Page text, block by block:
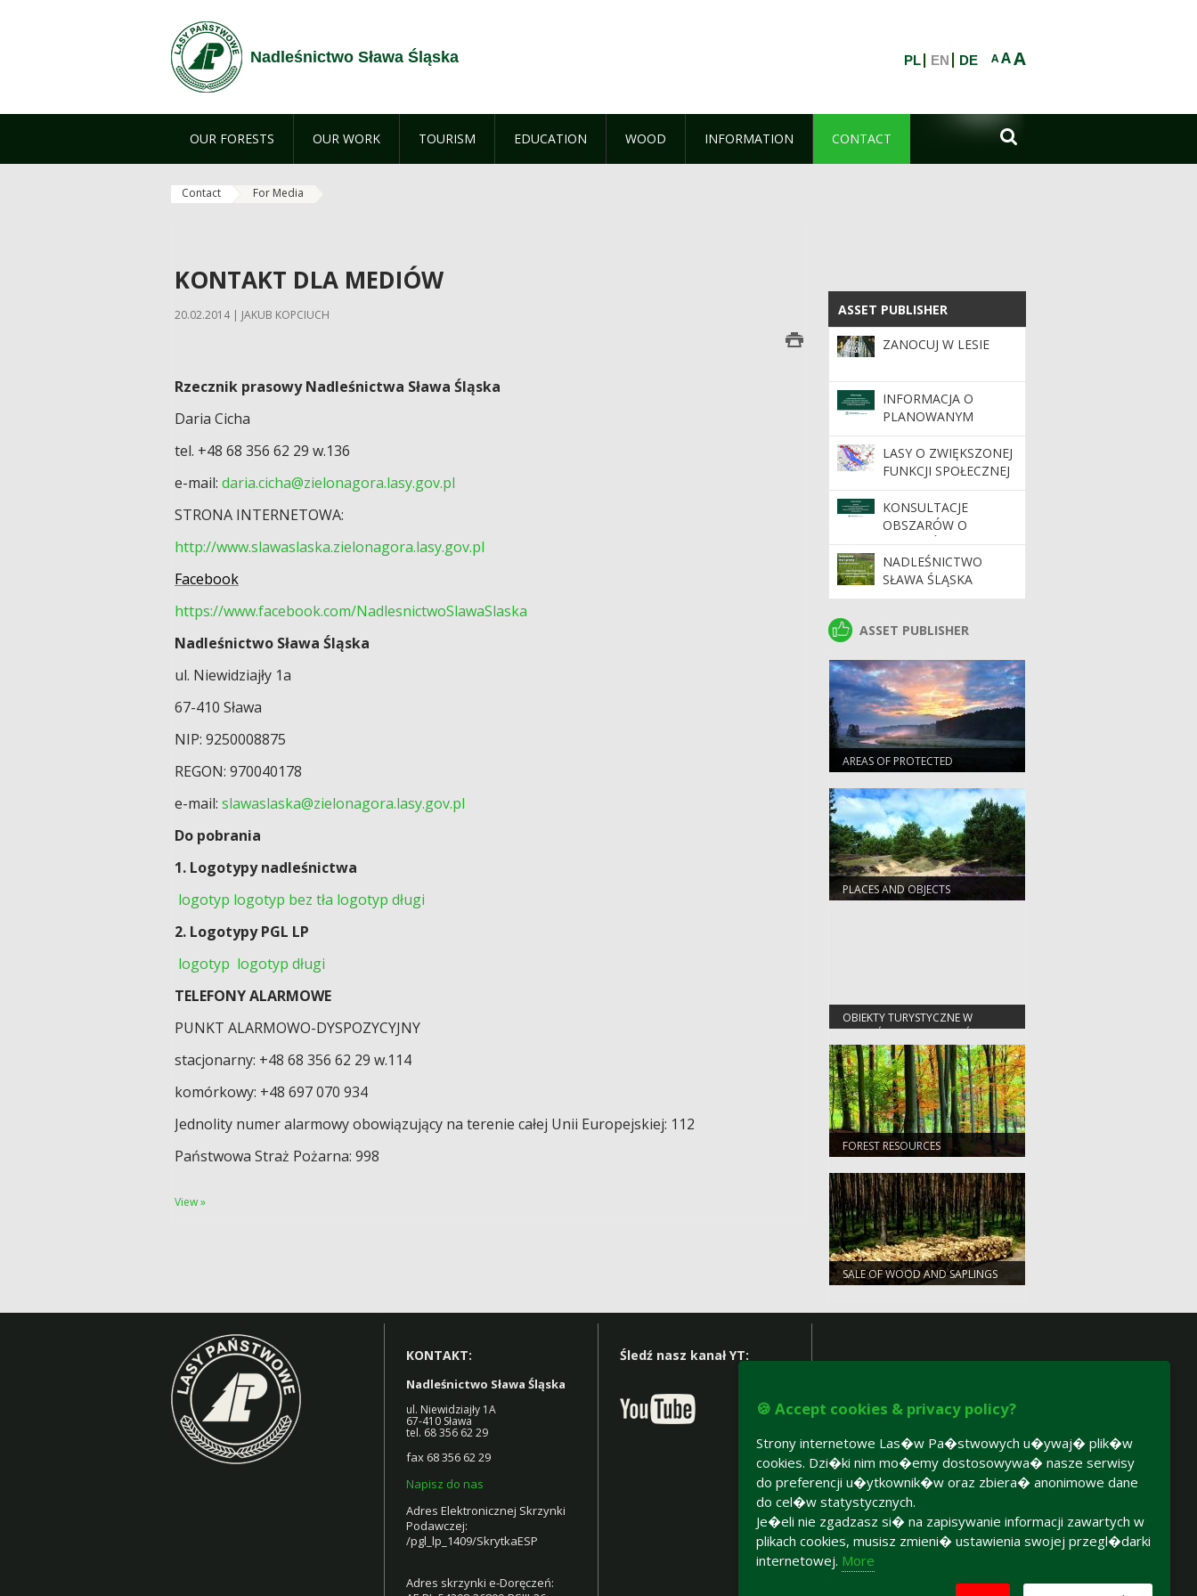
Nadleśnictwo Sława Śląska AAA
PL EN DE
OUR FORESTS OUR WORK TOURISM EDUCATION WOOD INFORMATION CONTACT 
Contact For Media
KONTAKT DLA MEDIÓW
20.02.2014 | JAKUB KOPCIUCH
Rzecznik prasowy Nadleśnictwa Sława Śląska
Daria Cicha
tel. +48 68 356 62 29 w.136
e-mail: daria.cicha@zielonagora.lasy.gov.pl
STRONA INTERNETOWA:
http://www.slawaslaska.zielonagora.lasy.gov.pl
Facebook
https://www.facebook.com/NadlesnictwoSlawaSlaska
Nadleśnictwo Sława Śląska
ul. Niewidziajły 1a
67-410 Sława
NIP: 9250008875
REGON: 970040178
e-mail: slawaslaska@zielonagora.lasy.gov.pl
Do pobrania
1. Logotypy nadleśnictwa
logotyp logotyp bez tła logotyp długi
2. Logotypy PGL LP
logotyp logotyp długi
TELEFONY ALARMOWE
PUNKT ALARMOWO-DYSPOZYCYJNY
stacjonarny: +48 68 356 62 29 w.114
komórkowy: +48 697 070 934
Jednolity numer alarmowy obowiązujący na terenie całej Unii Europejskiej: 112
Państwowa Straż Pożarna: 998
View »
ASSET PUBLISHER
ASSET PUBLISHER
ZANOCUJ W LESIE
INFORMACJA O
PLANOWANYM
WDROŻENIU
DYNAMICZNEGO
SYSTEMU ZAKUPÓW
LASY O ZWIĘKSZONEJ
FUNKCJI SPOŁECZNEJ
KONSULTACJE
OBSZARÓW O
SZCZEGÓLNYCH
WARTOŚCIACH
OCHRONNYCH HCV
NA TERENIE
REGIONALNEJ
PAŃSTWOWYCH W
ZIELONEJ GÓRZE
NADLEŚNICTWO
SŁAWA ŚLĄSKA
NABYWA LASY I
ZALESIENIA
ASSET PUBLISHER
ASSET PUBLISHER
AREAS OF PROTECTED
LANDSCAPES
PLACES AND OBJECTS
OBIEKTY TURYSTYCZNE W
NADLEŚNICTWIE SŁAWA ŚLĄSKA
FOREST RESOURCES
SALE OF WOOD AND SAPLINGS
KONTAKT:
Nadleśnictwo Sława Śląska
ul. Niewidziajły 1A
67-410 Sława
tel. 68 356 62 29
fax 68 356 62 29
Napisz do nas
Adres Elektronicznej Skrzynki
Podawczej:
/pgl_lp_1409/SkrytkaESP
Adres skrzynki e-Doręczeń:
Śledź nasz kanał YT:
🍪 Accept cookies & privacy policy?
Strony internetowe Las�w Pa�stwowych u�ywaj� plik�w
cookies. Dzi�ki nim mo�emy dostosowywa� nasze serwisy
do preferencji u�ytkownik�w oraz zbiera� anonimowe dane
do cel�w statystycznych.
Je�eli nie zgadzasz si� na zapisywanie informacji zawartych w
plikach cookies, musisz zmieni� ustawienia swojej przegl�darki
internetowej. More